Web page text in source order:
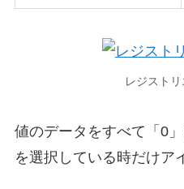
レジスト
値のデータをすべて「0
を選択している時だけア